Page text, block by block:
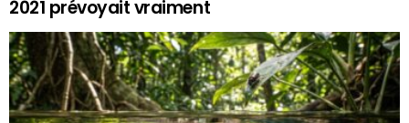
2021 prévoyait vraiment